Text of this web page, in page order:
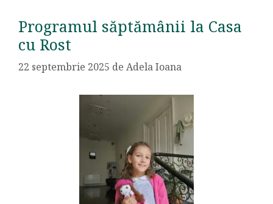
Programul săptămânii la Casa
cu Rost
22 septembrie 2025 de Adela Ioana